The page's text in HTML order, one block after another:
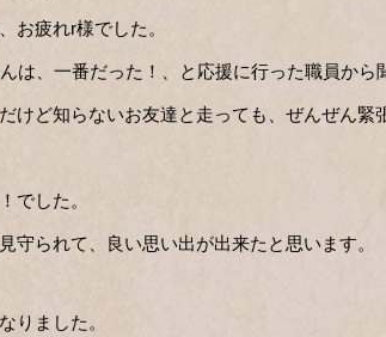
お疲れr様でした。
は、一番だった！、と応援に行った職員から
けど知らないお友達と走っても、ぜんぜん緊
でした。
守られて、良い思い出が出来たと思います。
りました。